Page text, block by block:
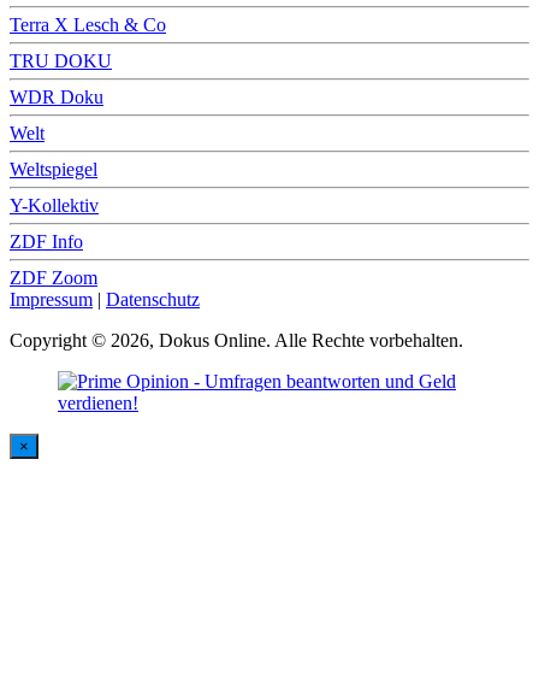
Terra X Lesch & Co
TRU DOKU
WDR Doku
Welt
Weltspiegel
Y-Kollektiv
ZDF Info
ZDF Zoom
Impressum | Datenschutz
Copyright © 2026, Dokus Online. Alle Rechte vorbehalten.
×